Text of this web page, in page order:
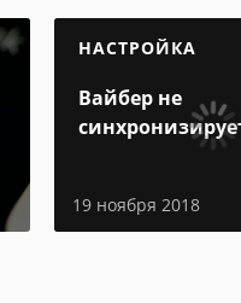
НАСТРОЙКА
Вайбер не
19 ноября 2018